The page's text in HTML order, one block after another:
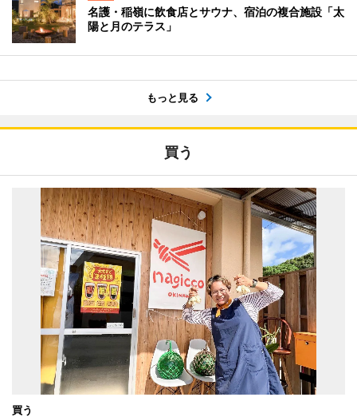
名護・稲嶺に飲食店とサウナ、宿泊の複合施設「太
陽と月のテラス」
もっと見る
買う
買う